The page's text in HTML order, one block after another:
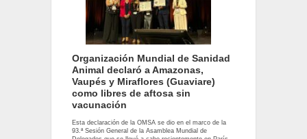
Organización Mundial de Sanidad
Animal declaró a Amazonas,
Vaupés y Miraflores (Guaviare)
como libres de aftosa sin
vacunación
Esta declaración de la OMSA se dio en el marco de la
93.ª Sesión General de la Asamblea Mundial de